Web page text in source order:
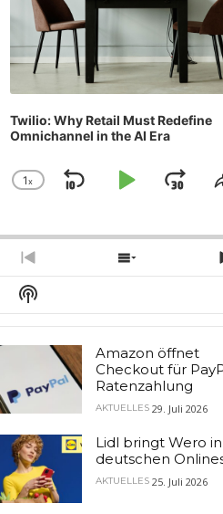
Twilio: Why Retail Must Redefine
Omnichannel in the AI Era
Change
1x
SkipPlay
Previous
Episode
Show
Episodes
Show
Podcast
Information
Amazon öffnet
Checkout für
Ratenzahlung
AKTUELLES 29. Juli 2026
Lidl bringt Wero in
deutschen
AKTUELLES 25. Juli 2026